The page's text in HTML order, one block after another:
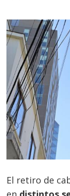
El retiro de